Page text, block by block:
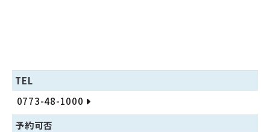
TEL
0773-48-1000
予約可否